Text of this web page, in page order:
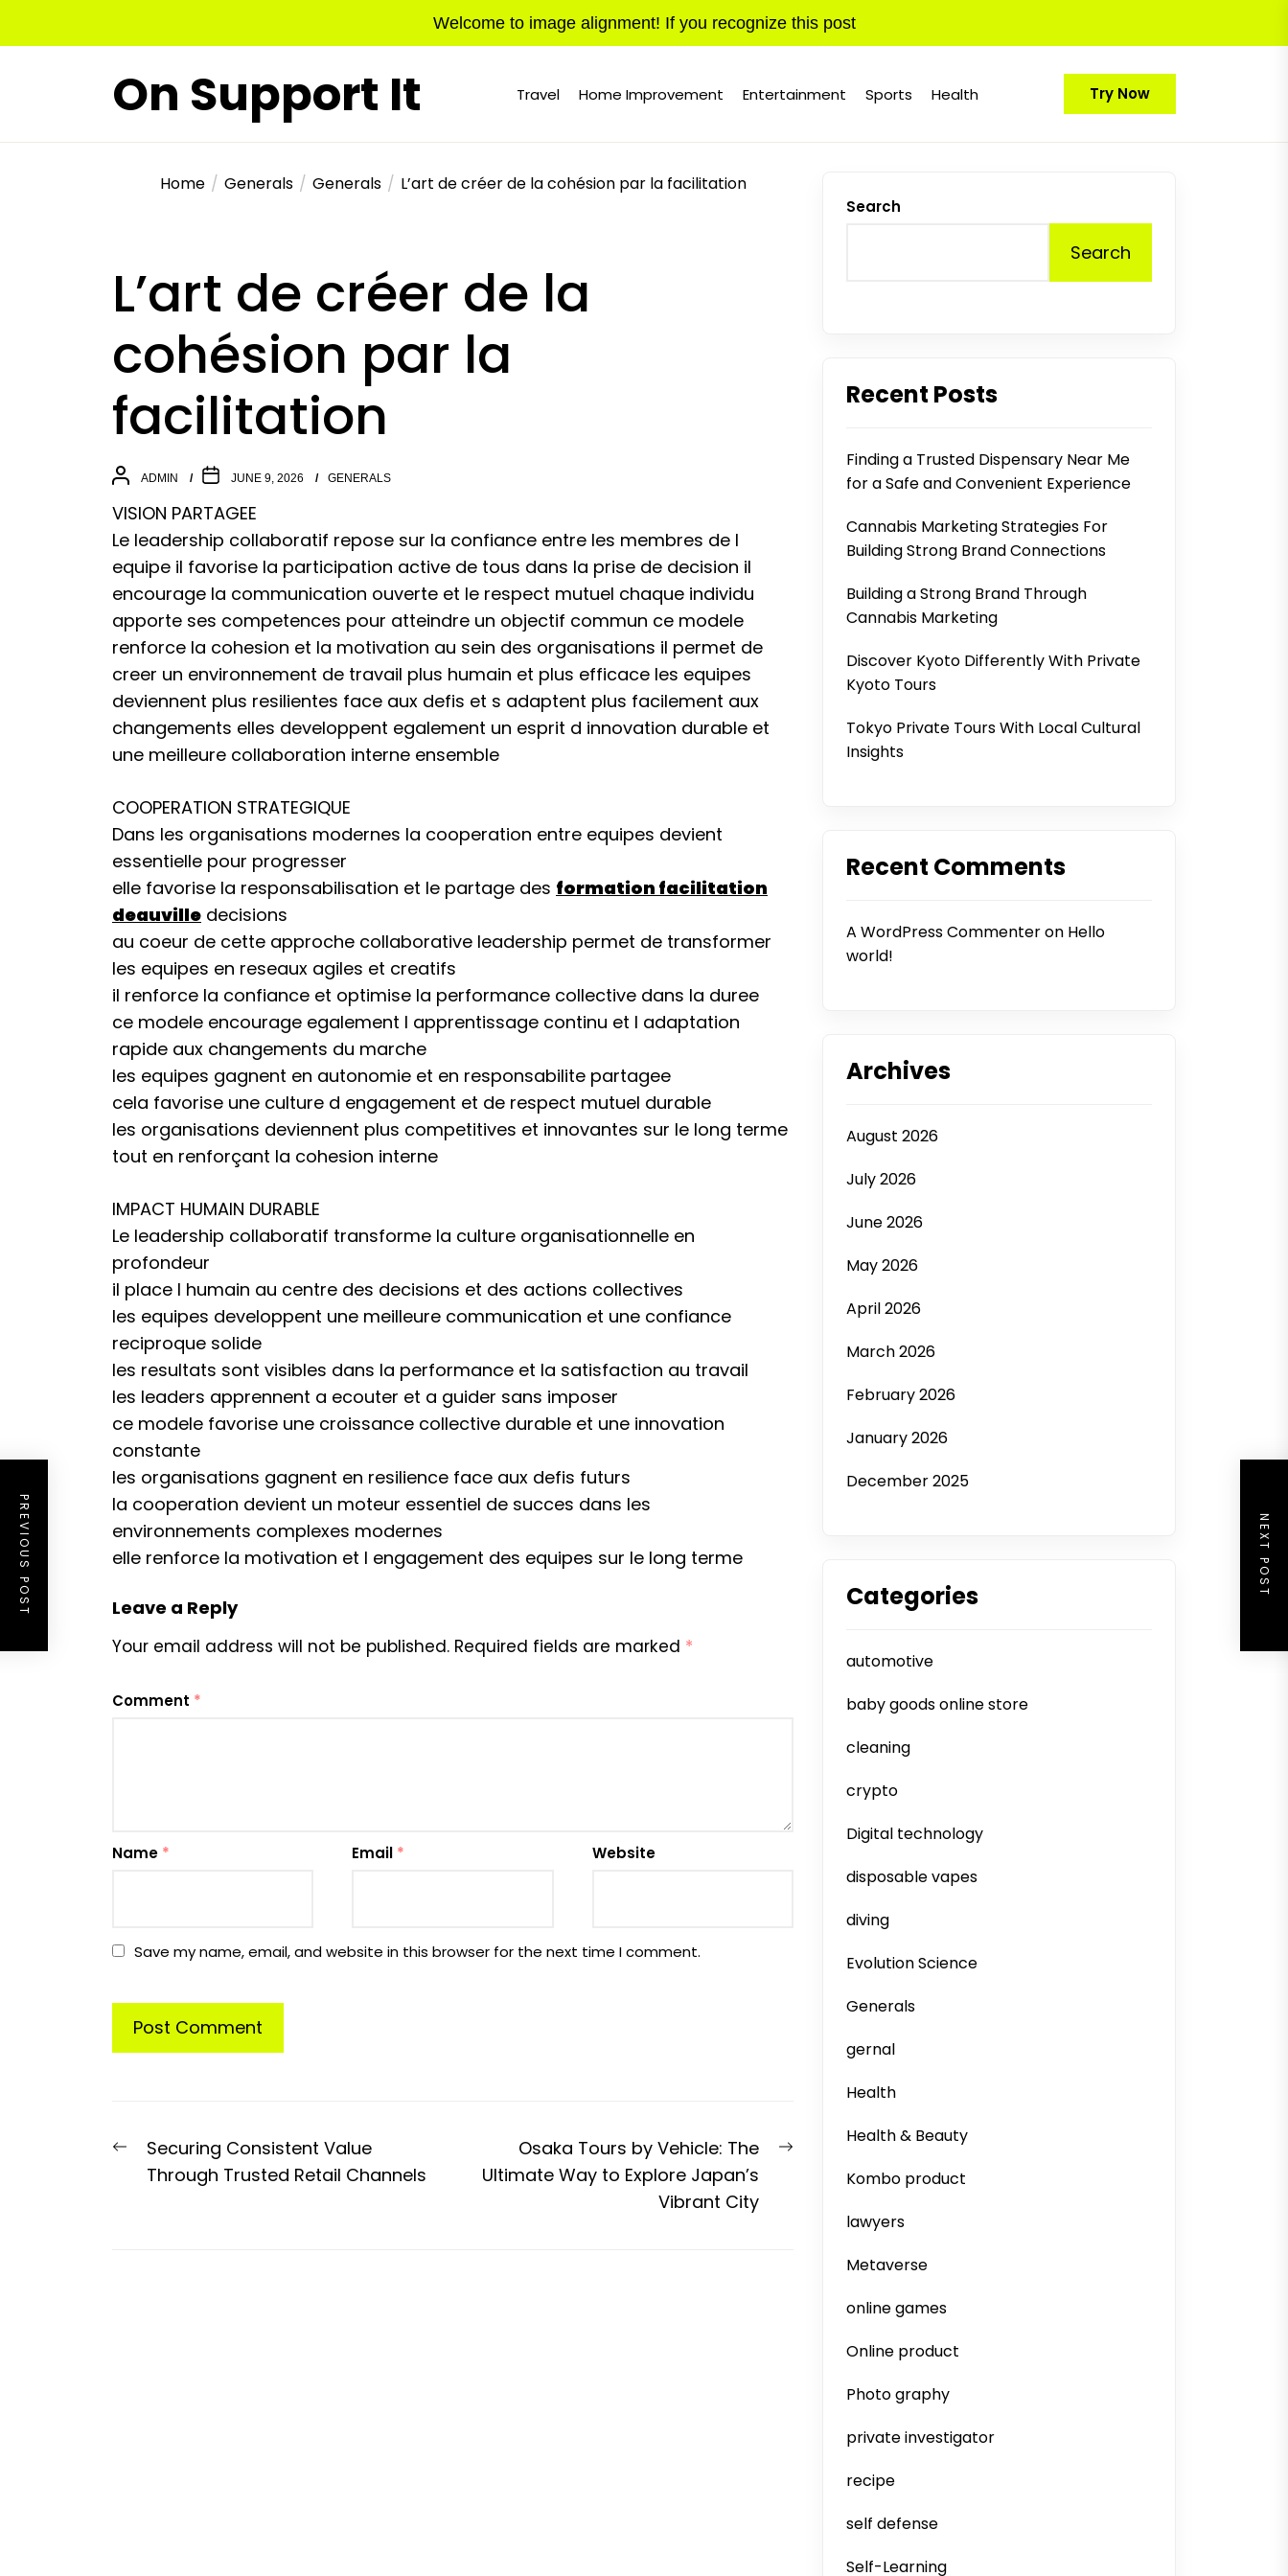
Welcome to image alignment! If you recognize this post
On Support It Travel Home Improvement Entertainment Sports Health Try Now
Home Generals Generals L’art de créer de la cohésion par la facilitation
L’art de créer de la
cohésion par la
facilitation
ADMIN JUNE 9, 2026 GENERALS
VISION PARTAGEE
Le leadership collaboratif repose sur la confiance entre les membres de l
equipe il favorise la participation active de tous dans la prise de decision il
encourage la communication ouverte et le respect mutuel chaque individu
apporte ses competences pour atteindre un objectif commun ce modele
renforce la cohesion et la motivation au sein des organisations il permet de
creer un environnement de travail plus humain et plus efficace les equipes
deviennent plus resilientes face aux defis et s adaptent plus facilement aux
changements elles developpent egalement un esprit d innovation durable et
une meilleure collaboration interne ensemble
COOPERATION STRATEGIQUE
Dans les organisations modernes la cooperation entre equipes devient
essentielle pour progresser
elle favorise la responsabilisation et le partage des formation facilitation
deauville decisions
au coeur de cette approche collaborative leadership permet de transformer
les equipes en reseaux agiles et creatifs
il renforce la confiance et optimise la performance collective dans la duree
ce modele encourage egalement l apprentissage continu et l adaptation
rapide aux changements du marche
les equipes gagnent en autonomie et en responsabilite partagee
cela favorise une culture d engagement et de respect mutuel durable
les organisations deviennent plus competitives et innovantes sur le long terme
tout en renforçant la cohesion interne
IMPACT HUMAIN DURABLE
Le leadership collaboratif transforme la culture organisationnelle en
profondeur
il place l humain au centre des decisions et des actions collectives
les equipes developpent une meilleure communication et une confiance
reciproque solide
les resultats sont visibles dans la performance et la satisfaction au travail
les leaders apprennent a ecouter et a guider sans imposer
ce modele favorise une croissance collective durable et une innovation
constante
les organisations gagnent en resilience face aux defis futurs
la cooperation devient un moteur essentiel de succes dans les
environnements complexes modernes
elle renforce la motivation et l engagement des equipes sur le long terme
Leave a Reply
Your email address will not be published. Required fields are marked *
Comment *
Name * Email * Website
Save my name, email, and website in this browser for the next time I comment.
PREVIOUS POST NEXT POST
Post
navigation
Previous
post:
Securing Consistent Value
Through Trusted Retail Channels
Next
Osaka Tours by Vehicle: The
Ultimate Way to Explore Japan’s
Vibrant City
Search
Search
Recent Posts
Finding a Trusted Dispensary Near Me
for a Safe and Convenient Experience
Cannabis Marketing Strategies For
Building Strong Brand Connections
Building a Strong Brand Through
Cannabis Marketing
Discover Kyoto Differently With Private
Kyoto Tours
Tokyo Private Tours With Local Cultural
Insights
Recent Comments
A WordPress Commenteron Hello
world!
Archives
August 2026
July 2026
June 2026
May 2026
April 2026
March 2026
February 2026
January 2026
December 2025
Categories
automotive
baby goods online store
cleaning
crypto
Digital technology
disposable vapes
diving
Evolution Science
Generals
gernal
Health
Health & Beauty
Kombo product
lawyers
Metaverse
online games
Online product
Photo graphy
private investigator
recipe
self defense
Self-Learning